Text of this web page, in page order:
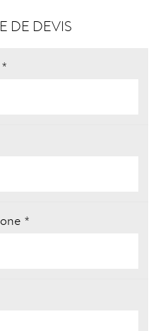
DE DEVIS
*